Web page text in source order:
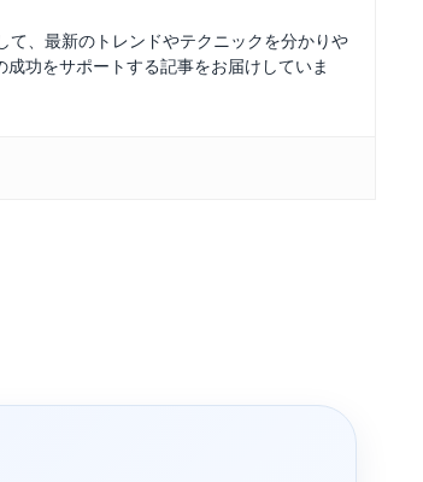
て、最新のトレンドやテクニックを分かりや
功をサポートする記事をお届けしていま